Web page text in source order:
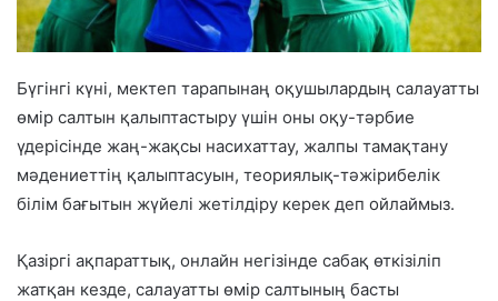
Бүгінгі күні, мектеп тарапынаң оқушылардың салауатты
өмір салтын қалыптастыру үшін оны оқу-тәрбие
үдерісінде жаң-жақсы насихаттау, жалпы тамақтану
мәдениеттің қалыптасуын, теориялық-тәжірибелік
білім бағытын жүйелі жетілдіру керек деп ойлаймыз.
Қазіргі ақпараттық, онлайн негізінде сабақ өткізіліп
жатқан кезде, салауатты өмір салтының басты